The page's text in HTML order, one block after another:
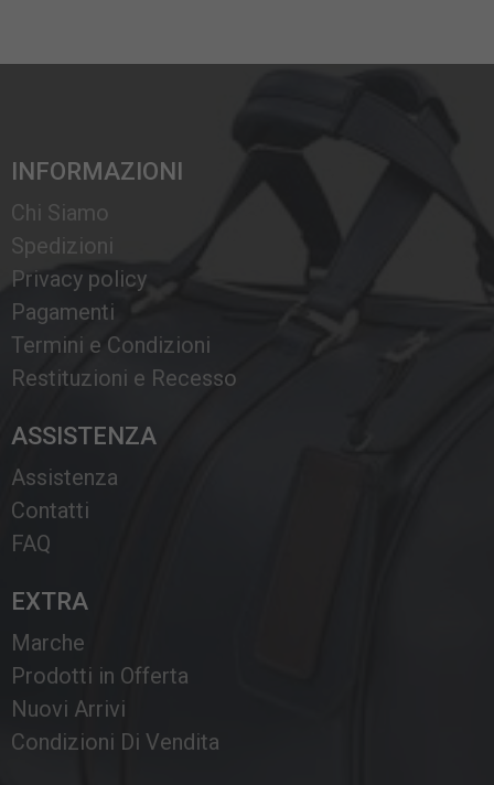
INFORMAZIONI
Chi Siamo
Spedizioni
Privacy policy
Pagamenti
Termini e Condizioni
Restituzioni e Recesso
ASSISTENZA
Assistenza
Contatti
FAQ
EXTRA
Marche
Prodotti in Offerta
Nuovi Arrivi
Condizioni Di Vendita